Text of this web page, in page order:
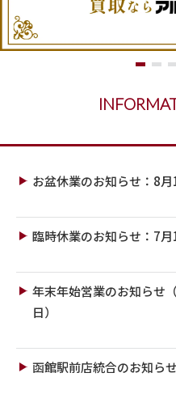
お盆休業のお知らせ：8
臨時休業のお知らせ：7
年末年始営業のお知らせ
日）
函館駅前店統合のお知らせ